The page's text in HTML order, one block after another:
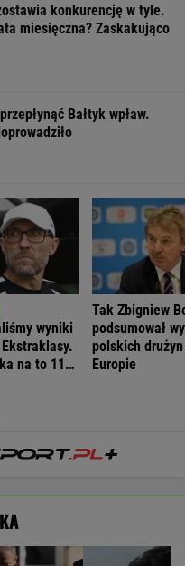
konkurencję w tyle.
miesięczna? Zaskakująco
Bałtyk wpław.
wyniki
na to 11
Tak Zbigniew
podsumował
polskich
Europie